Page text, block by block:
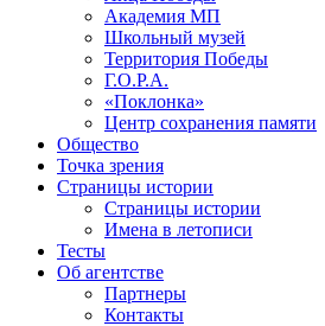
Академия МП
Школьный музей
Территория Победы
Г.О.Р.А.
«Поклонка»
Центр сохранения памяти
Общество
Точка зрения
Страницы истории
Страницы истории
Имена в летописи
Тесты
Об агентстве
Партнеры
Контакты